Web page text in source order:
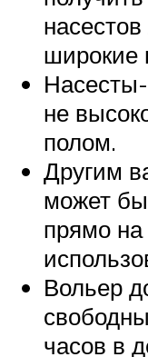
широкие
не
полом.
Другим
может
прямо на
Вольер
часов в